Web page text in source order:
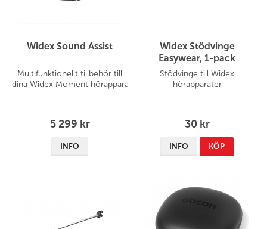
Widex Sound Assist
Multifunktionellt tillbehör till
dina Widex Moment hörapparater
5 299 kr
INFO
Widex Stödvinge
Easywear, 1-pack
Stödvinge till Widex
hörapparater
30 kr
INFO KÖP